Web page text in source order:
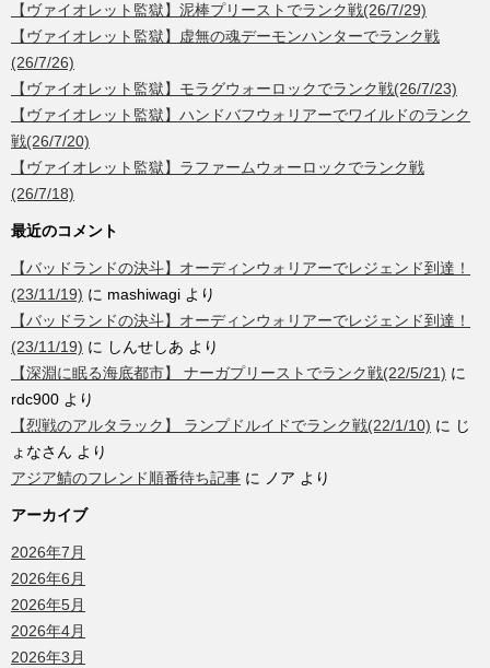
【ヴァイオレット監獄】泥棒プリーストでランク戦(26/7/29)
【ヴァイオレット監獄】虚無の魂デーモンハンターでランク戦
(26/7/26)
【ヴァイオレット監獄】モラグウォーロックでランク戦(26/7/23)
【ヴァイオレット監獄】ハンドバフウォリアーでワイルドのランク
戦(26/7/20)
【ヴァイオレット監獄】ラファームウォーロックでランク戦
(26/7/18)
最近のコメント
【バッドランドの決斗】オーディンウォリアーでレジェンド到達！
(23/11/19) に mashiwagi より
【バッドランドの決斗】オーディンウォリアーでレジェンド到達！
(23/11/19) に しんせしあ より
【深淵に眠る海底都市】 ナーガプリーストでランク戦(22/5/21) に
rdc900 より
【烈戦のアルタラック】 ランプドルイドでランク戦(22/1/10) に じ
ょなさん より
アジア鯖のフレンド順番待ち記事 に ノア より
アーカイブ
2026年7月
2026年6月
2026年5月
2026年4月
2026年3月